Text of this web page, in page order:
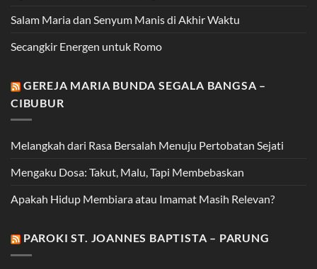
Salam Maria dan Senyum Manis di Akhir Waktu
Secangkir Energen untuk Romo
GEREJA MARIA BUNDA SEGALA BANGSA –
CIBUBUR
Melangkah dari Rasa Bersalah Menuju Pertobatan Sejati
Mengaku Dosa: Takut, Malu, Tapi Membebaskan
Apakah Hidup Membiara atau Imamat Masih Relevan?
PAROKI ST. JOANNES BAPTISTA – PARUNG